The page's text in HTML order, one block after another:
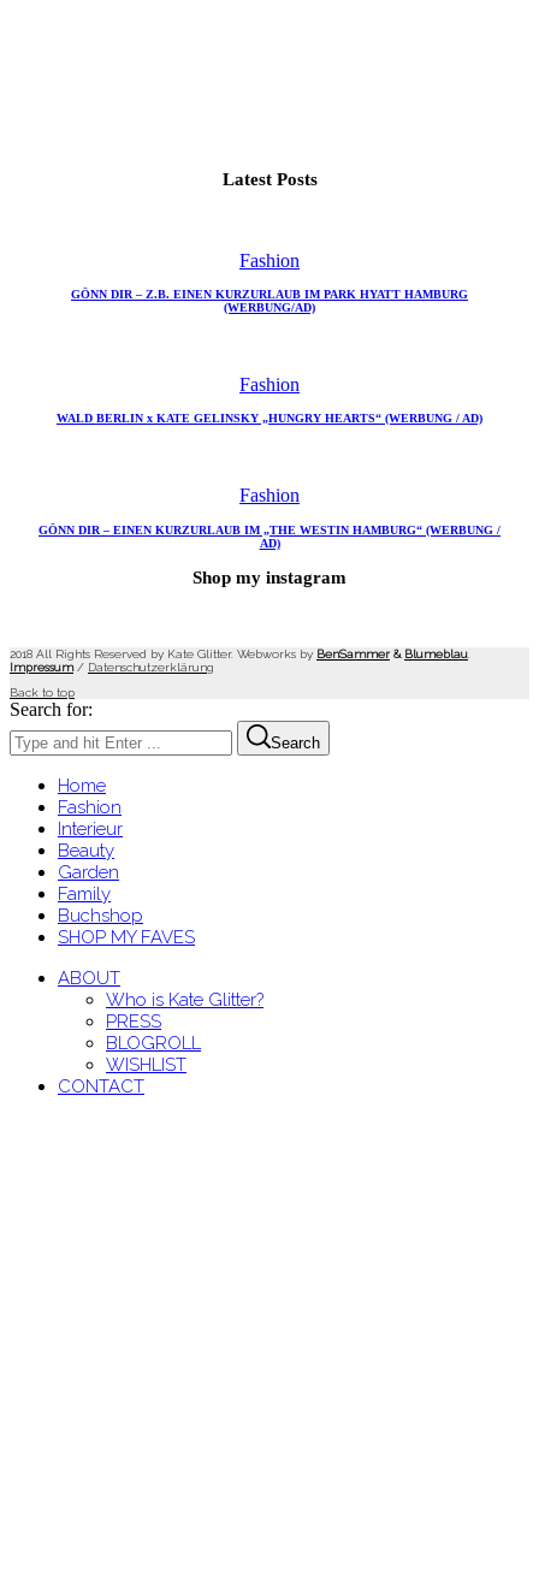
Latest Posts
Fashion
GÖNN DIR – Z.B. EINEN KURZURLAUB IM PARK HYATT HAMBURG
(WERBUNG/AD)
Fashion
WALD BERLIN x KATE GELINSKY „HUNGRY HEARTS“ (WERBUNG / AD)
Fashion
GÖNN DIR – EINEN KURZURLAUB IM „THE WESTIN HAMBURG“ (WERBUNG /
AD)
Shop my instagram
2018 All Rights Reserved by Kate Glitter. Webworks by BenSammer & Blumeblau
Impressum/ Datenschutzerklärung
Back to top
Search for:
Search
Home
Fashion
Interieur
Beauty
Garden
Family
Buchshop
SHOP MY FAVES
ABOUT
Who is Kate Glitter?
PRESS
BLOGROLL
WISHLIST
CONTACT